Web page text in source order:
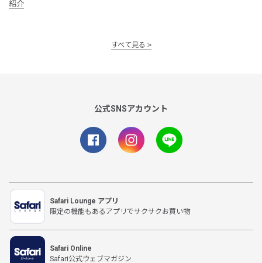
紹介
すべて見る
公式SNSアカウント
Safari Lounge アプリ
限定の機能もあるアプリでサクサクお買い物
Safari Online
Safari公式ウェブマガジン